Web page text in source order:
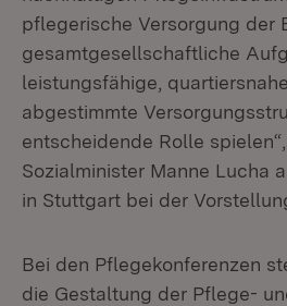
pflegerische Versorgung der
gesamtgesellschaftliche
leistungsfähige,
abgestimmte
entscheidende Rolle
Sozialminister Manne Lucha
in Stuttgart bei der
Bei den Pflegekonferenzen
die Gestaltung der Pflege-